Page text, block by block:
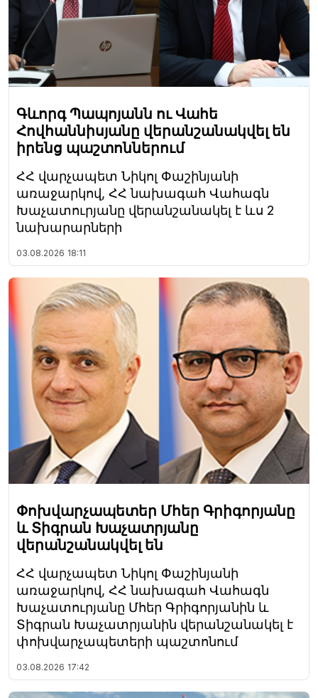
Գևորգ Պապոյանն ու Վահե
Հովհաննիսյանը վերանշանակվել են
իրենց պաշտոններում
ՀՀ վարչապետ Նիկոլ Փաշինյանի
առաջարկով, ՀՀ նախագահ Վահագն
Խաչատուրյանը վերանշանակել է ևս 2
նախարարների
03.08.2026 18:11
Փոխվարչապետեր Մհեր Գրիգորյանը
և Տիգրան Խաչատրյանը
վերանշանակվել են
ՀՀ վարչապետ Նիկոլ Փաշինյանի
առաջարկով, ՀՀ նախագահ Վահագն
Խաչատուրյանը Մհեր Գրիգորյանին և
Տիգրան Խաչատրյանին վերանշանակել է
փոխվարչապետերի պաշտոնում
03.08.2026 17:42